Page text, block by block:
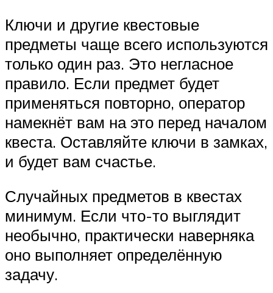
Ключи и другие квестовые
предметы чаще всего используются
только один раз. Это негласное
правило. Если предмет будет
применяться повторно, оператор
намекнёт вам на это перед началом
квеста. Оставляйте ключи в замках,
и будет вам счастье.
Случайных предметов в квестах
минимум. Если что-то выглядит
необычно, практически наверняка
оно выполняет определённую
задачу.